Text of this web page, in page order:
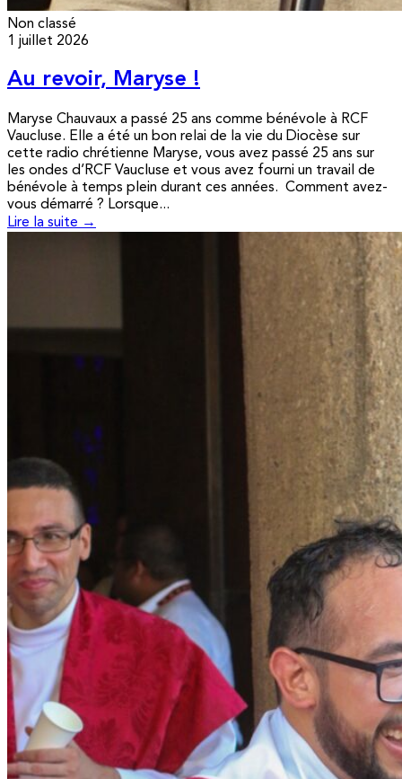
Non classé
1 juillet 2026
Au revoir, Maryse !
Maryse Chauvaux a passé 25 ans comme bénévole à RCF
Vaucluse. Elle a été un bon relai de la vie du Diocèse sur
cette radio chrétienne Maryse, vous avez passé 25 ans sur
les ondes d’RCF Vaucluse et vous avez fourni un travail de
bénévole à temps plein durant ces années. Comment avez-
vous démarré ? Lorsque...
Lire la suite →